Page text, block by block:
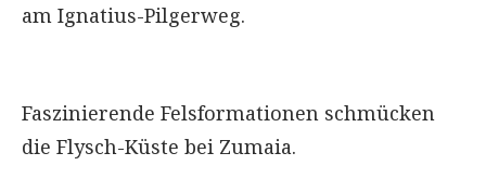
am Ignatius-Pilgerweg.
Faszinierende Felsformationen schmücken
die Flysch-Küste bei Zumaia.